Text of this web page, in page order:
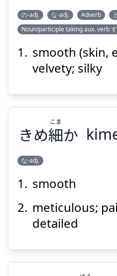
々
Suspend
の-adj. な-adj. Adverb
Noun/participle taking aux. verb
smooth (skin,
velvety; silky
きめ細か
こま
な-adj.
smooth
meticulous;
detailed